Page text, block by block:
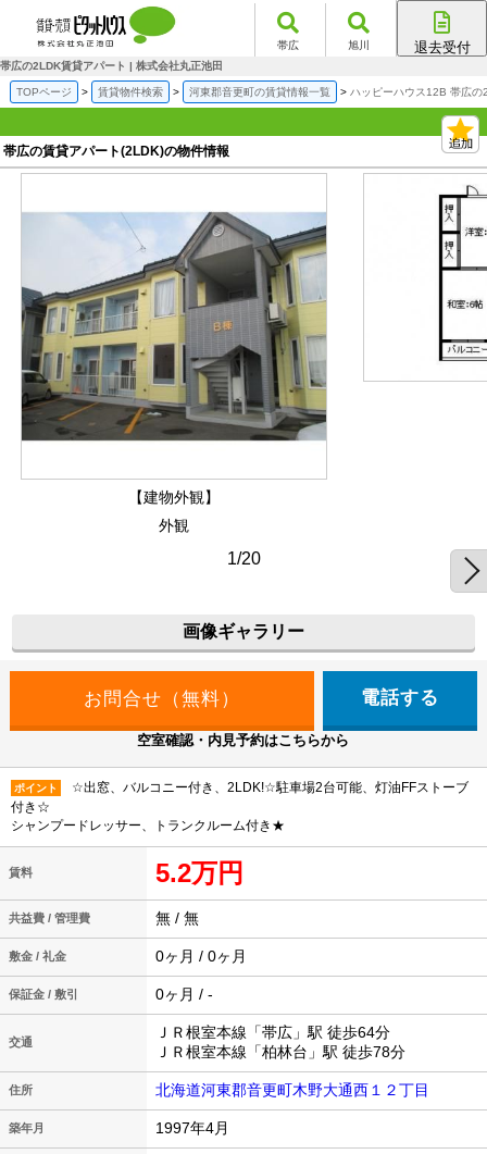
帯広 旭川 退去受付
帯広の2LDK賃貸アパート | 株式会社丸正池田
TOPページ 賃貸物件検索 河東郡音更町の賃貸情報一覧 ハッピーハウス12B 帯広の
帯広の賃貸アパート(2LDK)の物件情報
【建物外観】
外観
1/20
画像ギャラリー
電話する
空室確認・内見予約はこちらから
ポイント
☆出窓、バルコニー付き、2LDK!☆駐車場2台可能、灯油FFストーブ
付き☆
シャンプードレッサー、トランクルーム付き★
賃料 5.2万円
共益費 / 管理費 無 / 無
敷金 / 礼金 0ヶ月 / 0ヶ月
保証金 / 敷引 0ヶ月 / -
交通
ＪＲ根室本線「帯広」駅 徒歩64分
ＪＲ根室本線「柏林台」駅 徒歩78分
住所 北海道河東郡音更町木野大通西１２丁目
築年月 1997年4月